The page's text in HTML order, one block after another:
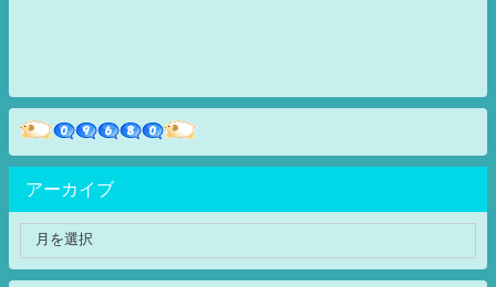
アーカイブ